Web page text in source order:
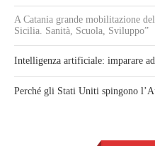
A Catania grande mobilitazione
Sicilia. Sanità, Scuola, Sviluppo”
Intelligenza artificiale: imparare
Perché gli Stati Uniti spingono